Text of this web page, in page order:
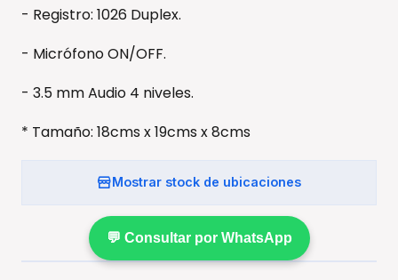
- Registro: 1026 Duplex.
- Micrófono ON/OFF.
- 3.5 mm Audio 4 niveles.
* Tamaño: 18cms x 19cms x 8cms
Mostrar stock de ubicaciones
💬 Consultar por WhatsApp